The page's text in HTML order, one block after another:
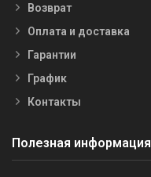
Возврат
Оплата и доставка
Гарантии
График
Контакты
Полезная информация